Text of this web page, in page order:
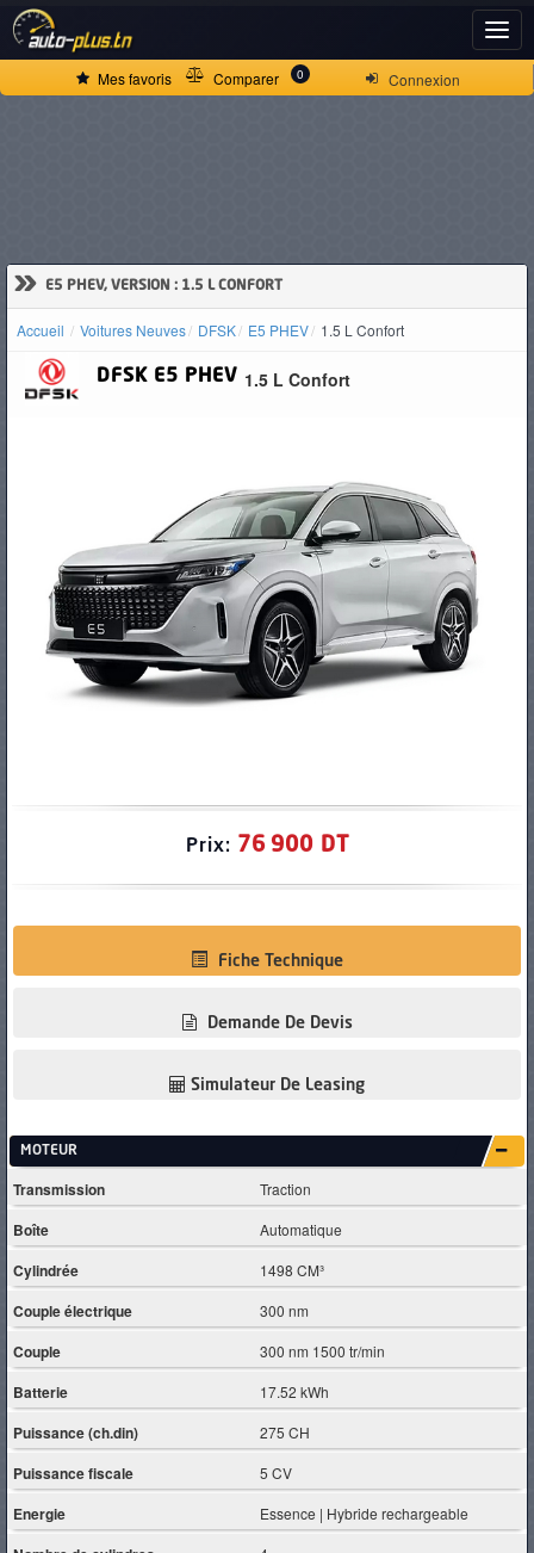
Connexion
Mes favoris Comparer 0
» E5 PHEV, VERSION : 1.5 L CONFORT
Accueil Voitures Neuves DFSK E5 PHEV 1.5 L Confort
DFSK E5 PHEV 1.5 L Confort
Prix: 76 900 DT
Fiche Technique
Demande De Devis
Simulateur De Leasing
MOTEUR
Transmission Traction
Boîte Automatique
Cylindrée 1498 CM³
Couple électrique 300 nm
Couple 300 nm 1500 tr/min
Batterie 17.52 kWh
Puissance (ch.din) 275 CH
Puissance fiscale 5 CV
Energie Essence | Hybride rechargeable
ACCUEIL
D'OCCASION
PNEUS